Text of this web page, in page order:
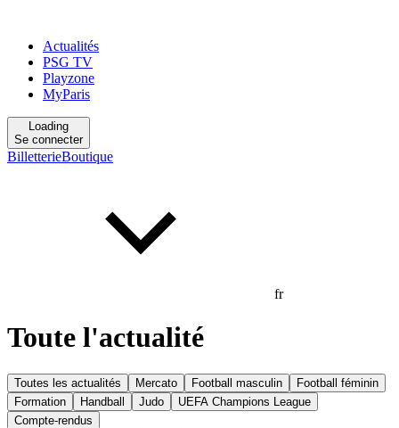
Actualités
PSG TV
Playzone
MyParis
Loading
Se connecter
BilletterieBoutique
fr
Toute l'actualité
Toutes les actualités Mercato Football masculin
Football féminin
Formation
Handball Judo
UEFA Champions League
Compte-rendus